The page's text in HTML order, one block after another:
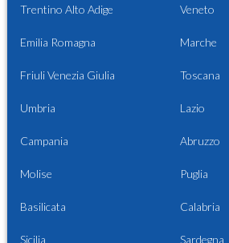
Trentino Alto Adige Veneto
Emilia Romagna Marche
Friuli Venezia Giulia Toscana
Umbria Lazio
Campania Abruzzo
Molise Puglia
Basilicata Calabria
Sicilia Sardegna